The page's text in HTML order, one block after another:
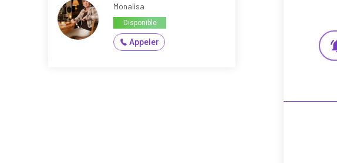
Monalisa
Disponible
Appeler